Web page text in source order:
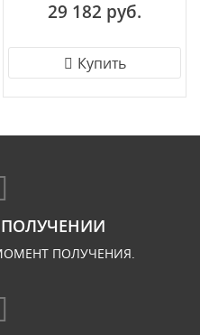
29 182 руб.
Купить
ПОЛУЧЕНИЯ.